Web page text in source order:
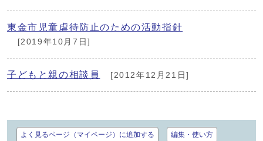
東金市児童虐待防止のための活動指針
[2019年10月7日]
子どもと親の相談員 [2012年12月21日]
よく見るページ（マイページ）に追加する 編集・使い方